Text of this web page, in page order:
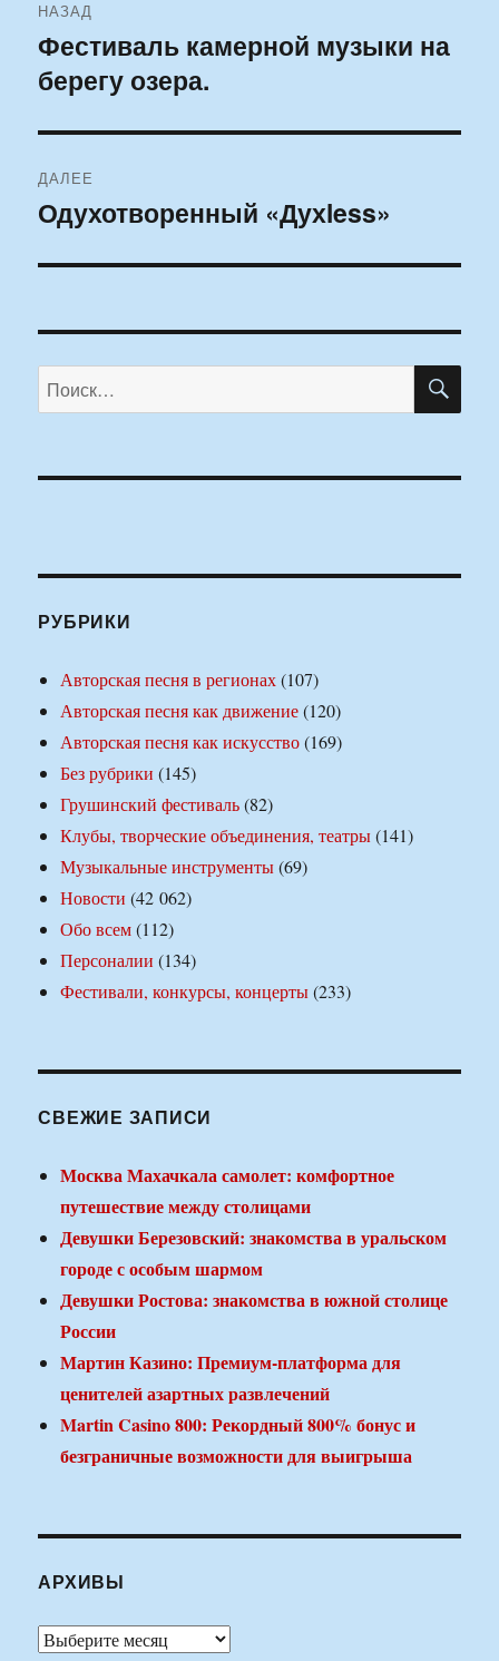
по
записям
НАЗАД
Предыдущая
запись:
Фестиваль камерной музыки на
берегу озера.
ДАЛЕЕ
Следующая
Одухотворенный «Духless»
Искать:
РУБРИКИ
Авторская песня в регионах(107)
Авторская песня как движение(120)
Авторская песня как искусство(169)
Без рубрики (145)
Грушинский фестиваль(82)
Клубы, творческие объединения, театры(141)
Музыкальные инструменты(69)
Новости (42 062)
Обо всем(112)
Персоналии (134)
Фестивали, конкурсы, концерты(233)
СВЕЖИЕ ЗАПИСИ
Москва Махачкала самолет: комфортное
путешествие между столицами
Девушки Березовский: знакомства в уральском
городе с особым шармом
Девушки Ростова: знакомства в южной столице
России
Мартин Казино: Премиум-платформа для
ценителей азартных развлечений
Martin Casino 800: Рекордный 800% бонус и
безграничные возможности для выигрыша
АРХИВЫ
Архивы